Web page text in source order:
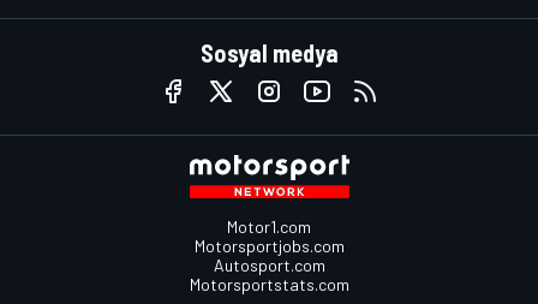
Sosyal medya
Motor1.com
Motorsportjobs.com
Autosport.com
Motorsportstats.com